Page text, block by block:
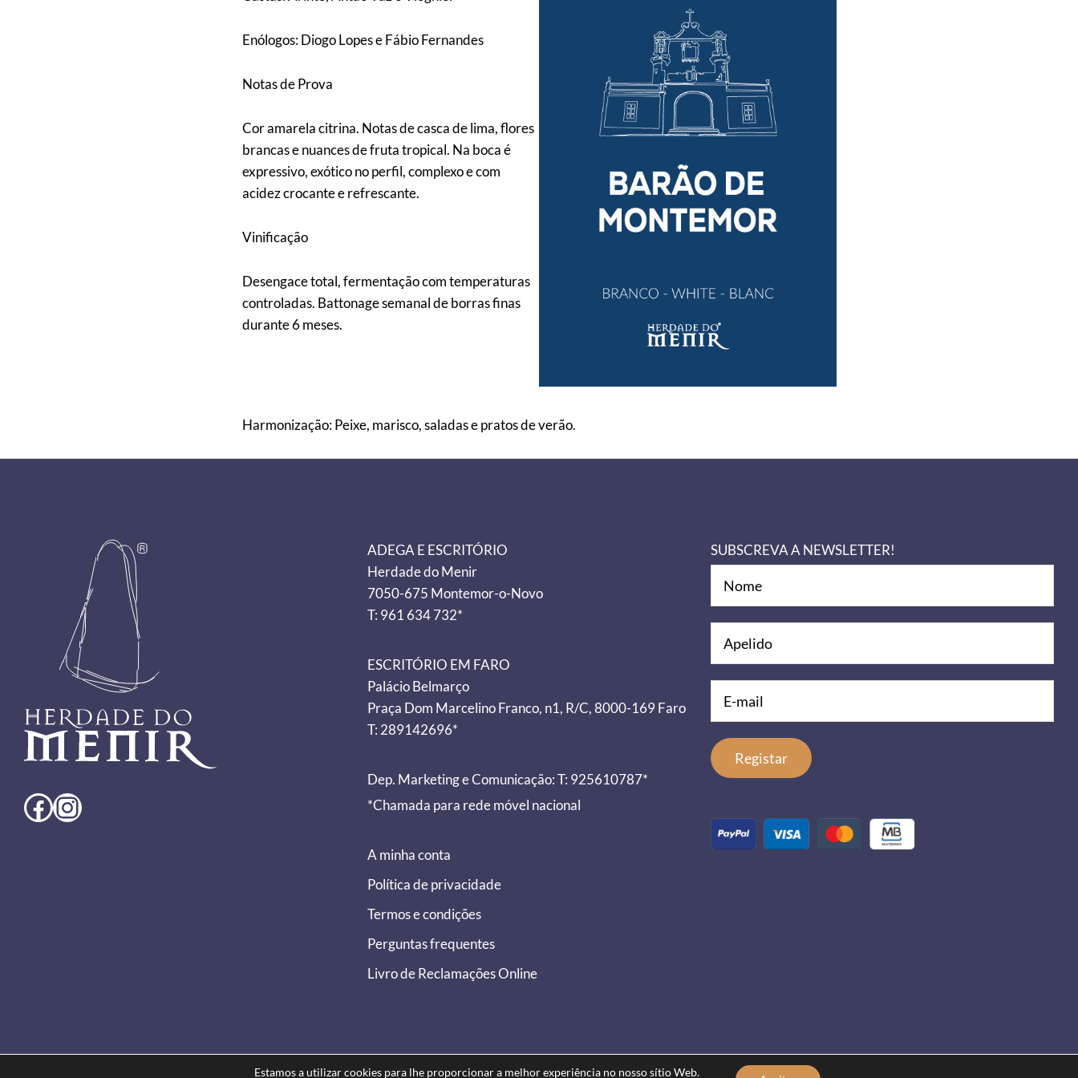
Enólogos: Diogo Lopes e Fábio Fernandes
Notas de Prova
Cor amarela citrina. Notas de casca de lima, flores
brancas e nuances de fruta tropical. Na boca é
expressivo, exótico no perfil, complexo e com
acidez crocante e refrescante.
Vinificação
Desengace total, fermentação com temperaturas
controladas. Battonage semanal de borras finas
durante 6 meses.
Harmonização: Peixe, marisco, saladas e pratos de verão.
Footer
Facebook Instagram
ADEGA E ESCRITÓRIO
Herdade do Menir
7050-675 Montemor-o-Novo
T: 961 634 732*
ESCRITÓRIO EM FARO
Palácio Belmarço
Praça Dom Marcelino Franco, n1, R/C, 8000-169 Faro
T: 289142696*
Dep. Marketing e Comunicação: T: 925610787*
*Chamada para rede móvel nacional
A minha conta
Política de privacidade
Termos e condições
Perguntas frequentes
Livro de Reclamações Online
SUBSCREVA A NEWSLETTER!
Estamos a utilizar cookies para lhe proporcionar a melhor experiência no nosso sítio Web.